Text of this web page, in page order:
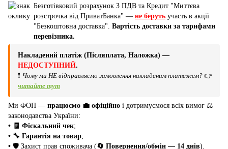
Безготівковий розрахунок З ПДВ та Кредит "Миттєва
розстрочка від ПриватБанка" — не беруть участь в акції
"Безкоштовна доставка". Вартість доставки за тарифами
перевізника.
Накладений платіж (Післяплата, Наложка) —
НЕДОСТУПНИЙ.
❗ Чому ми НЕ відправляємо замовлення накладеним платежем? 👉
читайте тут
Ми ФОП — працюємо 💼 офіційно і дотримуємося всіх вимог ⚖️
законодавства України:
• 🧾 Фіскальний чек;
• 🔧 Гарантія на товар;
• 🛡️ Захист прав споживача (🔄 Повернення/обмін — 14 днів).